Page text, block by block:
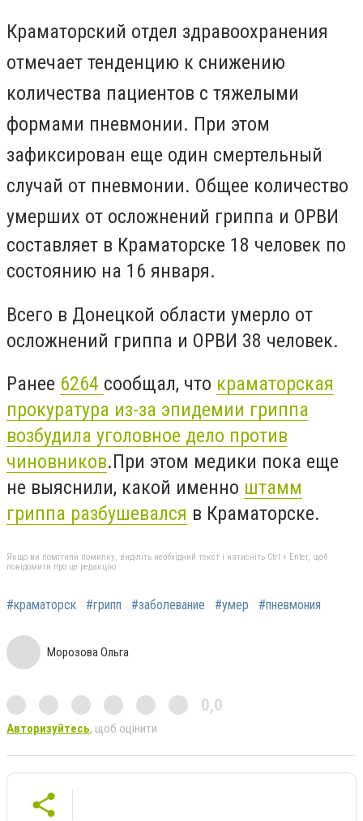
Краматорский отдел здравоохранения
отмечает тенденцию к снижению
количества пациентов с тяжелыми
формами пневмонии. При этом
зафиксирован еще один смертельный
случай от пневмонии. Общее количество
умерших от осложнений гриппа и ОРВИ
составляет в Краматорске 18 человек по
состоянию на 16 января.
Всего в Донецкой области умерло от
осложнений гриппа и ОРВИ 38 человек.
Ранее 6264 сообщал, что краматорская
прокуратура из-за эпидемии гриппа
возбудила уголовное дело против
чиновников.При этом медики пока еще
не выяснили, какой именно штамм
гриппа разбушевался в Краматорске.
Якщо ви помітили помилку, виділіть необхідний текст і натисніть Ctrl + Enter, щоб
повідомити про це редакцію
#краматорск #грипп #заболевание #умер #пневмония
Морозова Ольга
0,0
Авторизуйтесь, щоб оцінити